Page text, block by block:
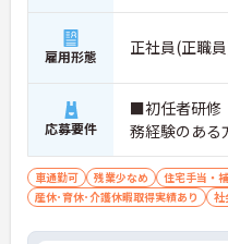
雇用形態 正社員(正職
応募要件
■初任者研修
務経験のある
車通勤可 残業少なめ 住宅手当・
産休･育休･介護休暇取得実績あり
社